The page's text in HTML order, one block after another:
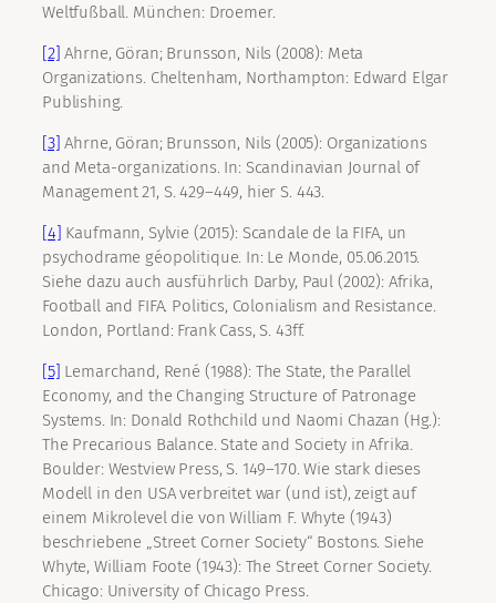
Weltfußball. München: Droemer.
[2] Ahrne, Göran; Brunsson, Nils (2008): Meta
Organizations. Cheltenham, Northampton: Edward Elgar
Publishing.
[3] Ahrne, Göran; Brunsson, Nils (2005): Organizations
and Meta-organizations. In: Scandinavian Journal of
Management 21, S. 429–449, hier S. 443.
[4] Kaufmann, Sylvie (2015): Scandale de la FIFA, un
psychodrame géopolitique. In: Le Monde, 05.06.2015.
Siehe dazu auch ausführlich Darby, Paul (2002): Afrika,
Football and FIFA. Politics, Colonialism and Resistance.
London, Portland: Frank Cass, S. 43ff.
[5] Lemarchand, René (1988): The State, the Parallel
Economy, and the Changing Structure of Patronage
Systems. In: Donald Rothchild und Naomi Chazan (Hg.):
The Precarious Balance. State and Society in Afrika.
Boulder: Westview Press, S. 149–170. Wie stark dieses
Modell in den USA verbreitet war (und ist), zeigt auf
einem Mikrolevel die von William F. Whyte (1943)
beschriebene „Street Corner Society“ Bostons. Siehe
Whyte, William Foote (1943): The Street Corner Society.
Chicago: University of Chicago Press.